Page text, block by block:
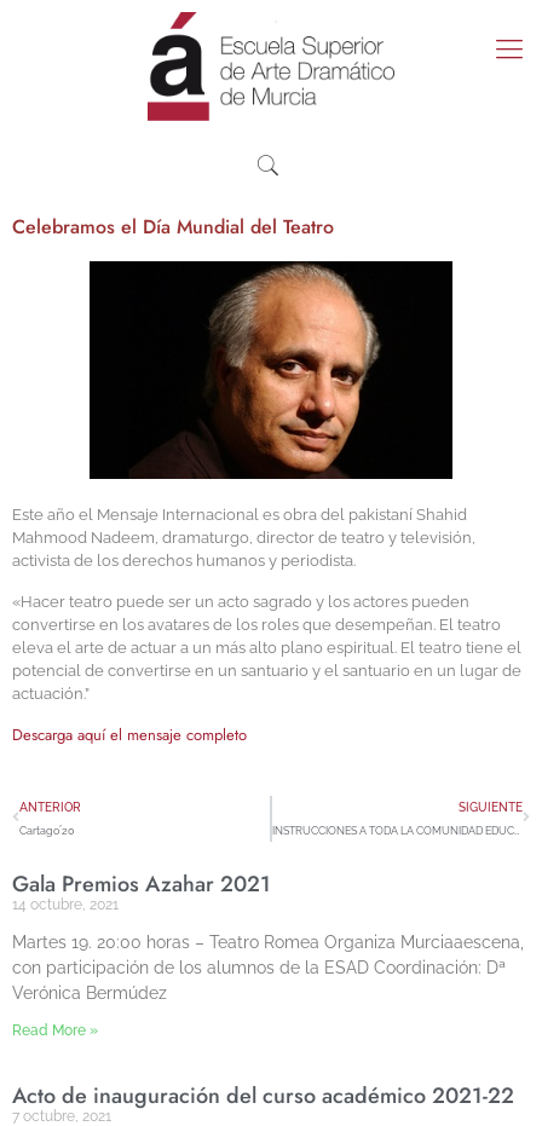
Celebramos el Día Mundial del Teatro
Este año el Mensaje Internacional es obra del pakistaní Shahid
Mahmood Nadeem, dramaturgo, director de teatro y televisión,
activista de los derechos humanos y periodista.
«Hacer teatro puede ser un acto sagrado y los actores pueden
convertirse en los avatares de los roles que desempeñan. El teatro
eleva el arte de actuar a un más alto plano espiritual. El teatro tiene el
potencial de convertirse en un santuario y el santuario en un lugar de
actuación.”
Descarga aquí el mensaje completo
ANTERIOR
Cartago´20
SIGUIENTE
Gala Premios Azahar 2021
14 octubre, 2021
Martes 19. 20:00 horas – Teatro Romea Organiza Murciaaescena,
con participación de los alumnos de la ESAD Coordinación: Dª
Verónica Bermúdez
Read More »
Acto de inauguración del curso académico 2021-22
7 octubre, 2021